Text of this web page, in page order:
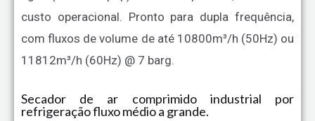
custo operacional. Pronto para dupla frequência,
com fluxos de volume de até 10800m³/h (50Hz) ou
11812m³/h (60Hz) @ 7 barg.
Secador de ar comprimido industrial por
refrigeração fluxo médio a grande.